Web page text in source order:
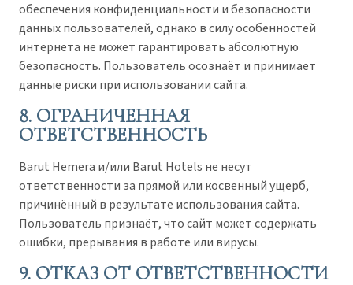
обеспечения конфиденциальности и безопасности
данных пользователей, однако в силу особенностей
интернета не может гарантировать абсолютную
безопасность. Пользователь осознаёт и принимает
данные риски при использовании сайта.
8. ОГРАНИЧЕННАЯ
ОТВЕТСТВЕННОСТЬ
Barut Hemera и/или Barut Hotels не несут
ответственности за прямой или косвенный ущерб,
причинённый в результате использования сайта.
Пользователь признаёт, что сайт может содержать
ошибки, прерывания в работе или вирусы.
9. ОТКАЗ ОТ ОТВЕТСТВЕННОСТИ